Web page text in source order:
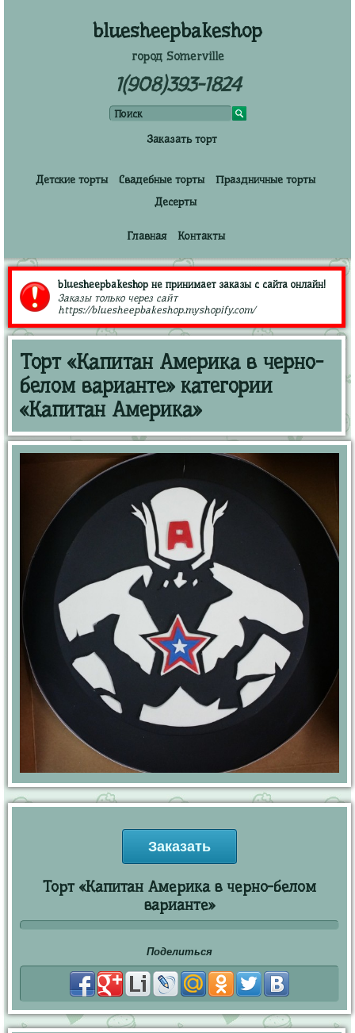
bluesheepbakeshop
город Somerville
1(908)393-1824
Заказать торт
Детские торты Свадебные торты
Праздничные торты
Десерты
Главная Контакты
bluesheepbakeshop не принимает заказы с сайта онлайн!
Заказы только через сайт
https://bluesheepbakeshop.myshopify.com/
Торт «Капитан Америка в черно-
белом варианте» категории
«Капитан Америка»
Заказать
Торт «Капитан Америка в черно-белом
варианте»
Поделиться